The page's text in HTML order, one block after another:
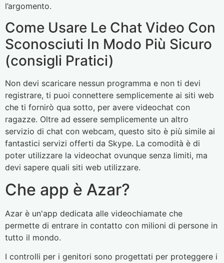
l’argomento.
Come Usare Le Chat Video Con
Sconosciuti In Modo Più Sicuro
(consigli Pratici)
Non devi scaricare nessun programma e non ti devi
registrare, ti puoi connettere semplicemente ai siti web
che ti fornirò qua sotto, per avere videochat con
ragazze. Oltre ad essere semplicemente un altro
servizio di chat con webcam, questo sito è più simile ai
fantastici servizi offerti da Skype. La comodità è di
poter utilizzare la videochat ovunque senza limiti, ma
devi sapere quali siti web utilizzare.
Che app è Azar?
Azar è un'app dedicata alle videochiamate che
permette di entrare in contatto con milioni di persone in
tutto il mondo.
I controlli per i genitori sono progettati per proteggere i